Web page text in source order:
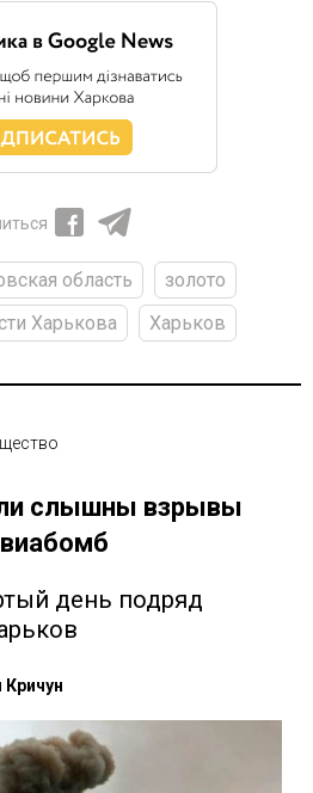
область
золото
Харькова Харьков
слышны взрывы
день подряд
Кричун